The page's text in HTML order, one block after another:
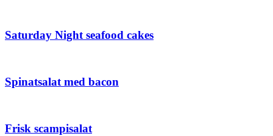
Saturday Night seafood cakes
Spinatsalat med bacon
Frisk scampisalat